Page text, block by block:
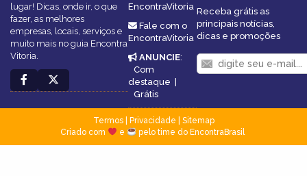
lugar! Dicas, onde ir, o que
fazer, as melhores
empresas, locais, serviços e
muito mais no guia Encontra
Vitoria.
EncontraVitoria
Fale com o
EncontraVitoria
ANUNCIE:
Com
destaque |
Grátis
Receba grátis as
principais notícias,
dicas e promoções
Termos| Privacidade
Sitemap
Criado com
e pelo time do EncontraBrasil